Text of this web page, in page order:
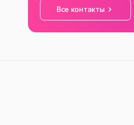
Все контакты